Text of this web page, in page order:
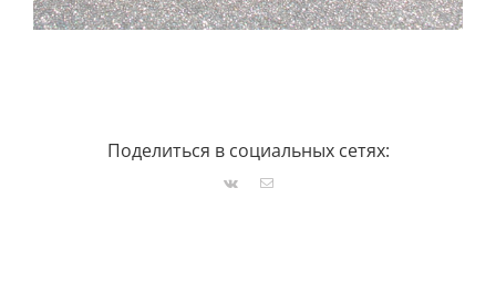
Поделиться в социальных сетях:
Vk Email